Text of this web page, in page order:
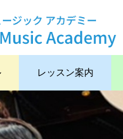
レッスン案内